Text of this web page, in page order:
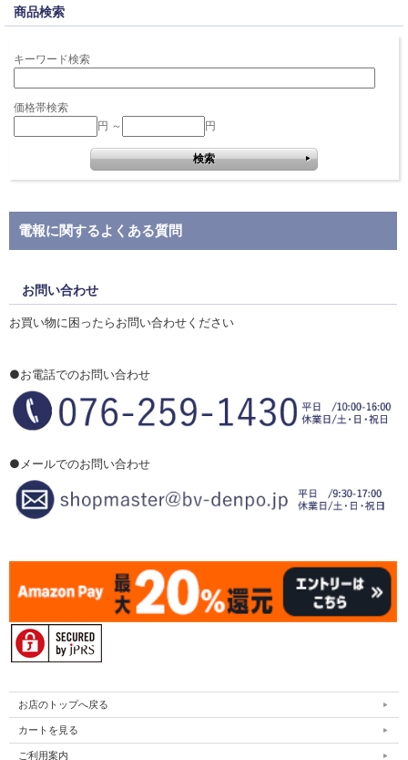
商品検索
キーワード検索
価格帯検索
円 ～
円
電報に関するよくある質問
お問い合わせ
お買い物に困ったらお問い合わせください
●お電話でのお問い合わせ
●メールでのお問い合わせ
お店のトップへ戻る
カートを見る
ご利用案内